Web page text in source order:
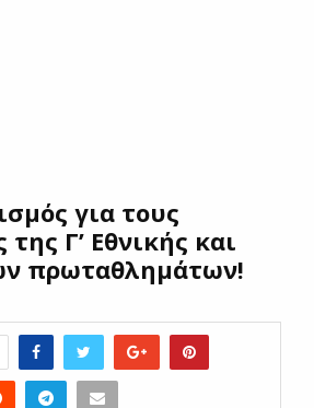
για τους
Γ’ Εθνικής και
πρωταθλημάτων!